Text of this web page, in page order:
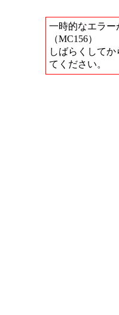
一時的なエラー
（MC156）
しばらくして
てください。